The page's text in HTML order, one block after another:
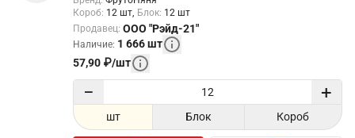
Короб: 12 шт Блок: 12 шт
Продавец: ООО "Рэйд-21"
Наличие: 1 666шт
57,90 ₽/шт
− +
шт Блок Короб